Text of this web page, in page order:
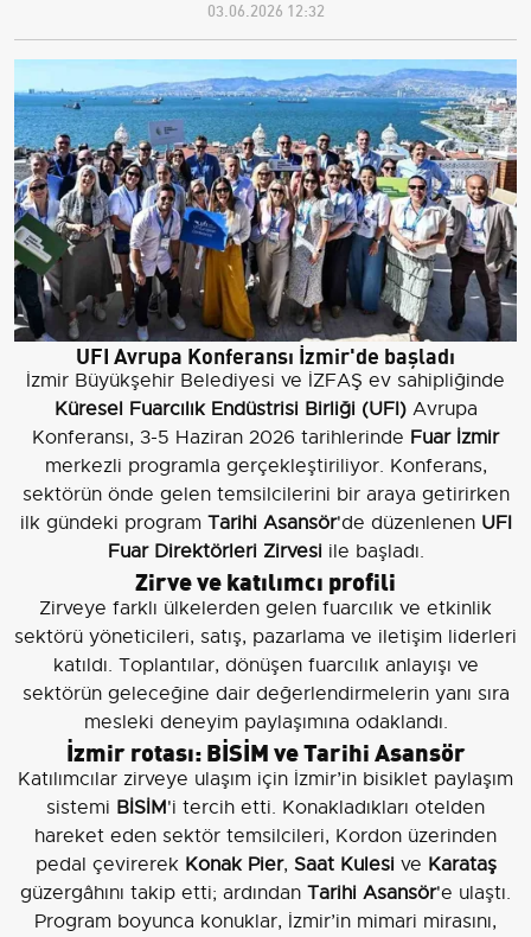
03.06.2026 12:32
UFI Avrupa Konferansı İzmir'de başladı
İzmir Büyükşehir Belediyesi ve İZFAŞ ev sahipliğinde
Küresel Fuarcılık Endüstrisi Birliği (UFI)Avrupa
Konferansı, 3-5 Haziran 2026 tarihlerinde Fuar İzmir
merkezli programla gerçekleştiriliyor. Konferans,
sektörün önde gelen temsilcilerini bir araya getirirken
ilk gündeki program Tarihi Asansör'de düzenlenen UFI
Fuar Direktörleri Zirvesiile başladı.
Zirve ve katılımcı profili
Zirveye farklı ülkelerden gelen fuarcılık ve etkinlik
sektörü yöneticileri, satış, pazarlama ve iletişim liderleri
katıldı. Toplantılar, dönüşen fuarcılık anlayışı ve
sektörün geleceğine dair değerlendirmelerin yanı sıra
mesleki deneyim paylaşımına odaklandı.
İzmir rotası: BİSİM ve Tarihi Asansör
Katılımcılar zirveye ulaşım için İzmir’in bisiklet paylaşım
sistemi BİSİM'i tercih etti. Konakladıkları otelden
hareket eden sektör temsilcileri, Kordon üzerinden
pedal çevirerek Konak Pier, Saat Kulesive Karataş
güzergâhını takip etti; ardından Tarihi Asansör'e ulaştı.
Program boyunca konuklar, İzmir’in mimari mirasını,